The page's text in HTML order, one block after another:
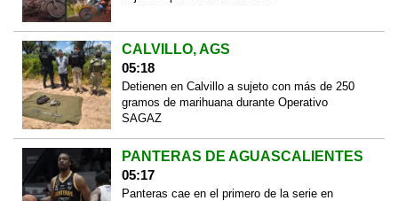
CALVILLO, AGS
05:18
Detienen en Calvillo a sujeto con más de 250
gramos de marihuana durante Operativo
SAGAZ
PANTERAS DE AGUASCALIENTES
05:17
Panteras cae en el primero de la serie en